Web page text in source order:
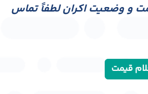
و وضعیت اکران لطفاً تماس
قیمت